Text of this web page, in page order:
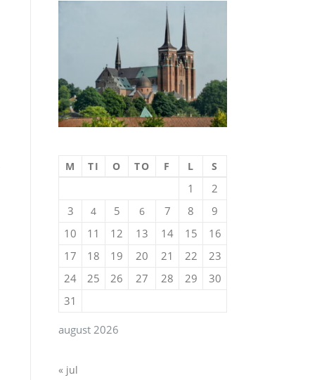
august 2026
M TI O TO F L S
1
2
3
4 5 6 7 8
9
10
11 12 13 14 15
16
17
18 19 20 21 22
23
24
25 26 27 28 29
30
31
« jul